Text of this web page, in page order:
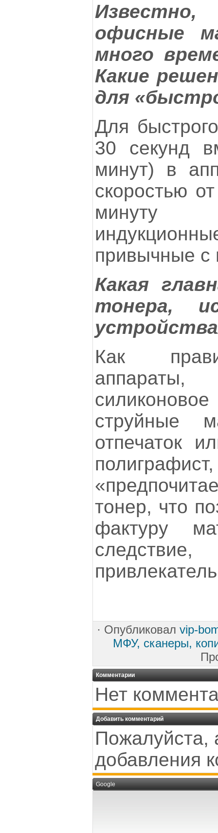
офисные
много
Какие
для
Для
30 секунд
минут) в
скоростью
минуту
привычные с
Какая
тонера,
Как
аппараты,
струйные
отпечаток
тонер, что
фактуру
· Опубликовал vip-
МФУ, сканеры,
Комментарии
Нет
Добавить комментарий
Пожалуйста,
добавления
Google